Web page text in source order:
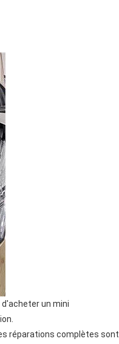
un mini
réparations complètes sont